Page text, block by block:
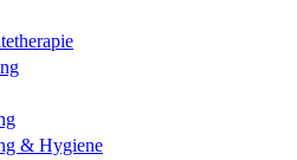
& Hygiene